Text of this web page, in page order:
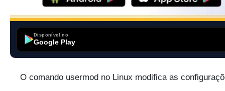
Disponível no
Google Play
O comando usermod no Linux modifica as